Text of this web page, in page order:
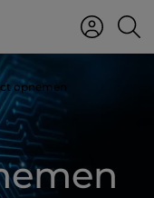
opnemen